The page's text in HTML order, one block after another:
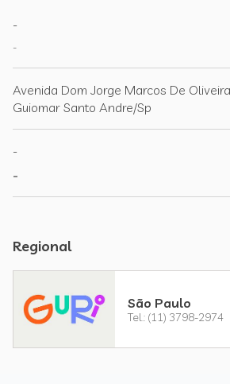
-
-
Avenida Dom Jorge Marcos De
Guiomar Santo Andre/Sp
-
-
Regional
São Paulo
Tel.: (11) 3798-2974